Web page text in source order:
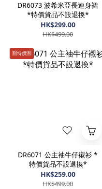
DR6073 波希米亞長連身裙
*特價貨品不設退換*
HK$299.00
HK$499.00
🈹️特價🈹️
DR6071 公主袖牛仔襯衫 *
特價貨品不設退換*
HK$259.00
HK$499.00